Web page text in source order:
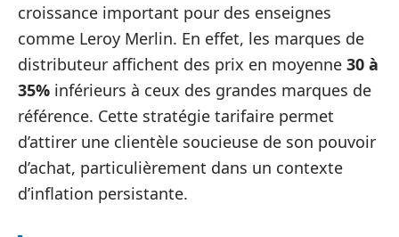
croissance important pour des enseignes
comme Leroy Merlin. En effet, les marques de
distributeur affichent des prix en moyenne 30 à
35% inférieurs à ceux des grandes marques de
référence. Cette stratégie tarifaire permet
d’attirer une clientèle soucieuse de son pouvoir
d’achat, particulièrement dans un contexte
d’inflation persistante.